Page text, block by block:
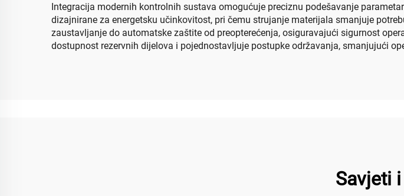
Integracija modernih kontrolnih sustava omogućuje preciznu podešavanje
dizajnirane za energetsku učinkovitost, pri čemu strujanje materijala smanjuje
zaustavljanje do automatske zaštite od preopterećenja, osiguravajući sigurnost
dostupnost rezervnih dijelova i pojednostavljuje postupke održavanja, smanjujući
Savjeti